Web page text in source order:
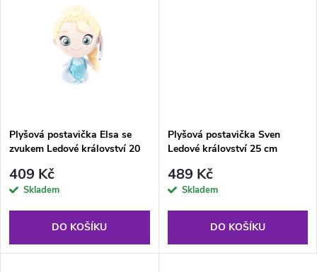
ů
Plyšová postavička Elsa se
zvukem Ledové království 20
409 Kč
Skladem
DO KOŠÍKU
Plyšová postavička Sven
Ledové království 25 cm
489 Kč
Skladem
DO KOŠÍKU